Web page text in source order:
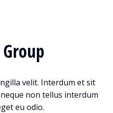
velit. Interdum et sit
non tellus interdum
eu odio.